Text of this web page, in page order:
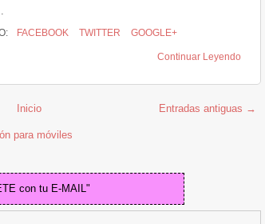
FACEBOOK TWITTER GOOGLE+
Continuar Leyendo
Entradas antiguas →
Inicio
para móviles
con tu E-MAIL"